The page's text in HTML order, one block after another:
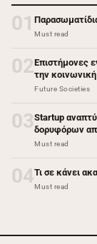
01 Must read
02Επιστήμονες
την
Future Societies
03Startup
δορυφόρων
Must read
04Τι σε κάνει
Must read